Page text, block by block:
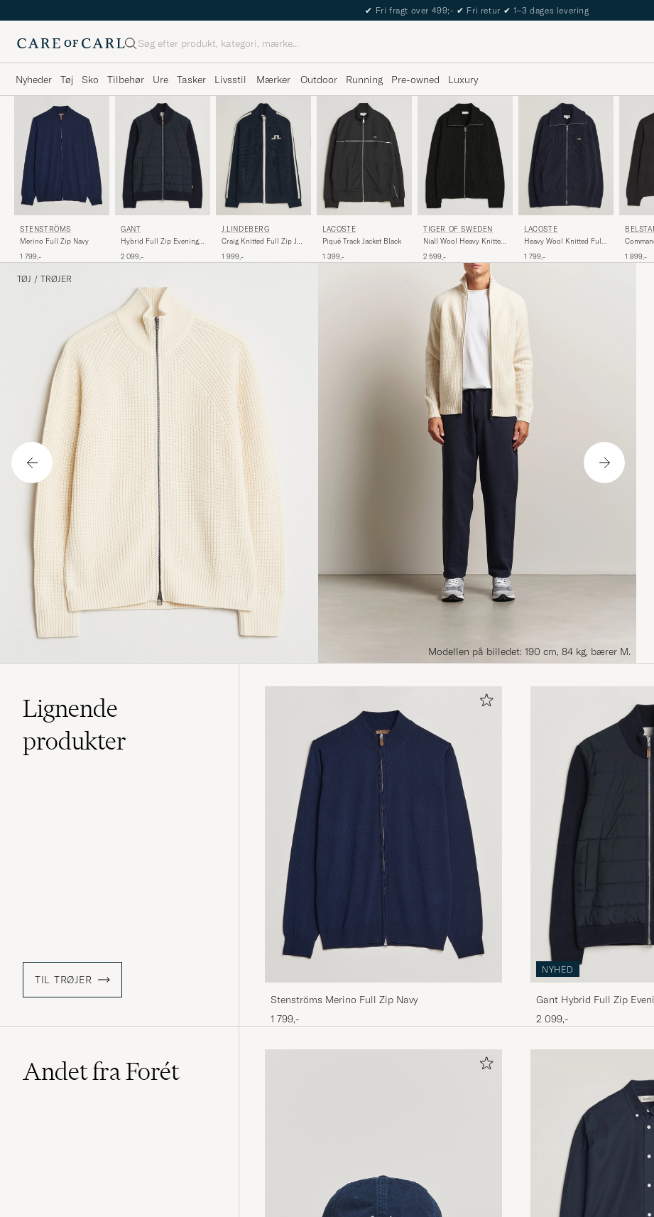
The Care of Carl Passport
Søg
Nyheder Tøj Sko Tilbehør Ure Tasker Livsstil Mærker Outdoor Running Pre-owned Luxury
STENSTRÖMS
Merino Full Zip Navy
1 799,-
GANT
Hybrid Full Zip Evening
2 099,-
J.LINDEBERG
Craig Knitted Full Zip JL
1 999,-
LACOSTE
Piqué Track Jacket Black
1 399,-
TIGER OF SWEDEN
Niall Wool Heavy Knitted
2 599,-
LACOSTE
Heavy Wool Knitted Full
1 799,- 1 899,-
TØJ / TRØJER
Modellen på billedet: 190 cm, 84 kg, bærer M.
Lignende
produkter
TIL TRØJER
Stenströms Merino Full Zip Navy
1 799,-
NYHED
Gant Hybrid Full Zip
2 099,-
Andet fra Forét